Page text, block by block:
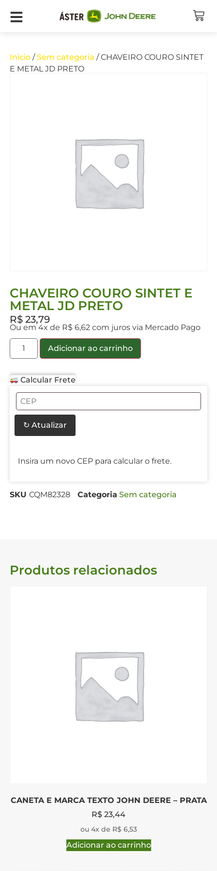
Início /Sem categoria / CHAVEIRO COURO SINTET
E METAL JD PRETO
CHAVEIRO COURO SINTET E
METAL JD PRETO
R$ 23,79
Ou em 4x de R$ 6,62 com juros via Mercado Pago
Adicionar ao carrinho
Calcular Frete
↻ Atualizar
Insira um novo CEP para calcular o frete.
SKU CQM82328 Categoria Sem categoria
Produtos relacionados
CANETA E MARCA TEXTO JOHN DEERE – PRATA
R$ 23,44
ou 4x de R$ 6,53
Adicionar ao carrinho